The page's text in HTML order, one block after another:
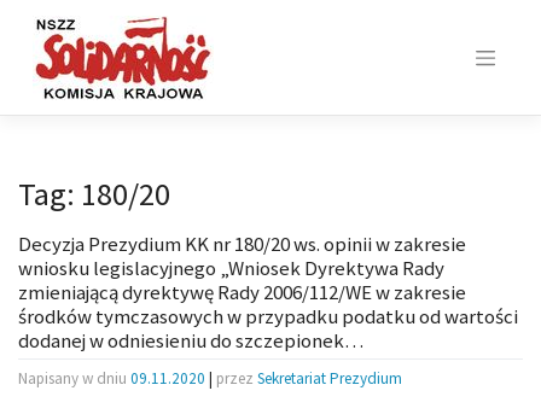
content
Tag: 180/20
Decyzja Prezydium KK nr 180/20 ws. opinii w zakresie
wniosku legislacyjnego „Wniosek Dyrektywa Rady
zmieniającą dyrektywę Rady 2006/112/WE w zakresie
środków tymczasowych w przypadku podatku od wartości
dodanej w odniesieniu do szczepionek…
Napisany w dniu 09.11.2020 | przez Sekretariat Prezydium